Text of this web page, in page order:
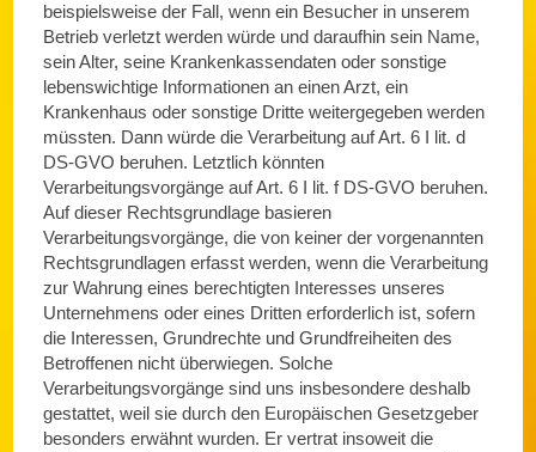
beispielsweise der Fall, wenn ein Besucher in unserem
Betrieb verletzt werden würde und daraufhin sein Name,
sein Alter, seine Krankenkassendaten oder sonstige
lebenswichtige Informationen an einen Arzt, ein
Krankenhaus oder sonstige Dritte weitergegeben werden
müssten. Dann würde die Verarbeitung auf Art. 6 I lit. d
DS-GVO beruhen. Letztlich könnten
Verarbeitungsvorgänge auf Art. 6 I lit. f DS-GVO beruhen.
Auf dieser Rechtsgrundlage basieren
Verarbeitungsvorgänge, die von keiner der vorgenannten
Rechtsgrundlagen erfasst werden, wenn die Verarbeitung
zur Wahrung eines berechtigten Interesses unseres
Unternehmens oder eines Dritten erforderlich ist, sofern
die Interessen, Grundrechte und Grundfreiheiten des
Betroffenen nicht überwiegen. Solche
Verarbeitungsvorgänge sind uns insbesondere deshalb
gestattet, weil sie durch den Europäischen Gesetzgeber
besonders erwähnt wurden. Er vertrat insoweit die